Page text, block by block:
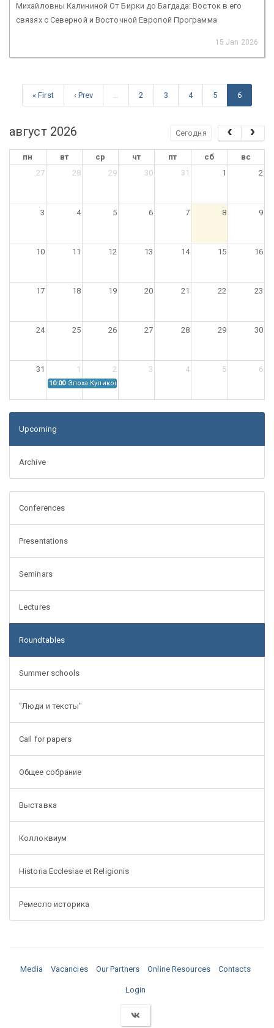
Михайловны Калининой От Бирки до Багдада: Восток в его
связях с Северной и Восточной Европой Программа
15 Jan 2026
« First ‹ Prev 2 3 4 5 6
август 2026 Сегодня
пн вт ср чт пт сб
вс
27
28 29 30 31 1 2
3 4 5 6 7 8 9
10 11 12 13 14 15 16
17 18 19 20 21 22 23
24 25 26 27 28 29 30
31 1 2 3 4 5 6
10:00 Эпоха Куликовской битвы: Проблемы источниковедения
Upcoming
Archive
Conferences
Presentations
Seminars
Lectures
Roundtables
Summer schools
"Люди и тексты"
Call for papers
Общее собрание
Выставка
Коллоквиум
Historia Ecclesiae et Religionis
Ремесло историка
Media Vacancies Our Partners Online Resources Contacts
Login